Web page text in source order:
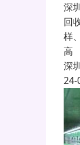
深
回
样
高
深
24-